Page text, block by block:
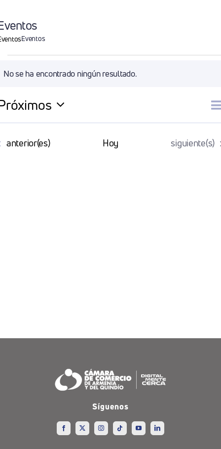
Eventos
Aviso
No se ha encontrado ningún resultado.
Eventos
anterior(es) Hoy Eventos
siguiente(s)
Síguenos